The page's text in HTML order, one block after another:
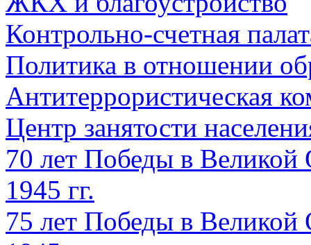
Контрольно-счетная
Политика в отношении
Антитеррористическая
Центр занятости
70 лет Победы в Великой
1945 гг.
75 лет Победы в Великой